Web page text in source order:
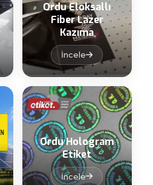
Ordu Eloksallı
Fiber Lazer
Kazıma
İncele
Ordu Hologram
Etiket
İncele